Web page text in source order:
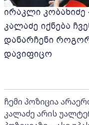
ირაკლი კობახიძე
კალაძე იქნება
დანარჩენი
დავიფიცო
ჩემი პოზიცია
კალაძე არის